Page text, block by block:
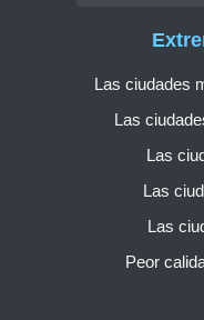
Las ciudades
Las
Las
Las
Las
Peor